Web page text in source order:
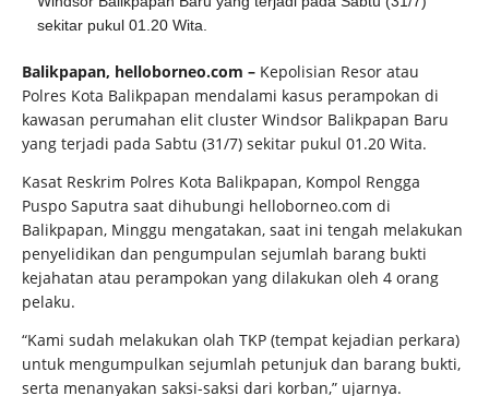
sekitar pukul 01.20 Wita.
Balikpapan, helloborneo.com – Kepolisian Resor atau
Polres Kota Balikpapan mendalami kasus perampokan di
kawasan perumahan elit cluster Windsor Balikpapan Baru
yang terjadi pada Sabtu (31/7) sekitar pukul 01.20 Wita.
Kasat Reskrim Polres Kota Balikpapan, Kompol Rengga
Puspo Saputra saat dihubungi helloborneo.com di
Balikpapan, Minggu mengatakan, saat ini tengah melakukan
penyelidikan dan pengumpulan sejumlah barang bukti
kejahatan atau perampokan yang dilakukan oleh 4 orang
pelaku.
“Kami sudah melakukan olah TKP (tempat kejadian perkara)
untuk mengumpulkan sejumlah petunjuk dan barang bukti,
serta menanyakan saksi-saksi dari korban,” ujarnya.